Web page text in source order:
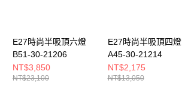
E27時尚半吸頂六燈
B51-30-21206
NT$3,850
NT$23,100
E27時尚半吸頂四燈
A45-30-21214
NT$2,175
NT$13,050